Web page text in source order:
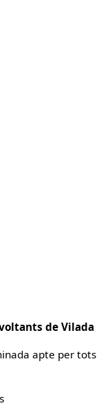
de Vilada
apte per tots